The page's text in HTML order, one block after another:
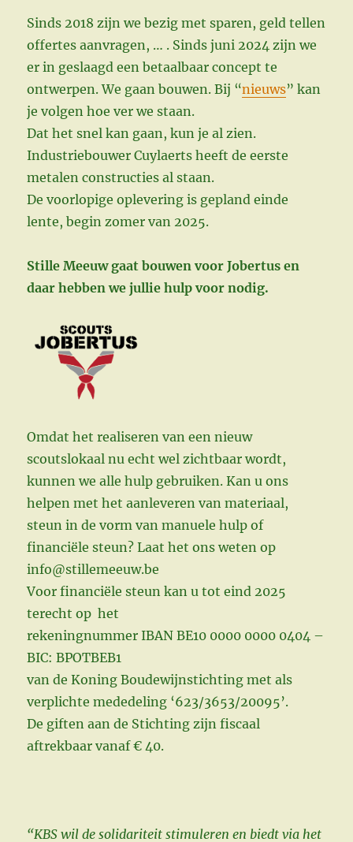
Sinds 2018 zijn we bezig met sparen, geld tellen
offertes aanvragen, … . Sinds juni 2024 zijn we
er in geslaagd een betaalbaar concept te
ontwerpen. We gaan bouwen. Bij “nieuws” kan
je volgen hoe ver we staan.
Dat het snel kan gaan, kun je al zien.
Industriebouwer Cuylaerts heeft de eerste
metalen constructies al staan.
De voorlopige oplevering is gepland einde
lente, begin zomer van 2025.
Stille Meeuw gaat bouwen voor Jobertus en
daar hebben we jullie hulp voor nodig.
Omdat het realiseren van een nieuw
scoutslokaal nu echt wel zichtbaar wordt,
kunnen we alle hulp gebruiken. Kan u ons
helpen met het aanleveren van materiaal,
steun in de vorm van manuele hulp of
financiële steun? Laat het ons weten op
info@stillemeeuw.be
Voor financiële steun kan u tot eind 2025
terecht op het
rekeningnummer IBAN BE10 0000 0000 0404 –
BIC: BPOTBEB1
van de Koning Boudewijnstichting met als
verplichte mededeling ‘623/3653/20095’.
De giften aan de Stichting zijn fiscaal
aftrekbaar vanaf € 40.
“KBS wil de solidariteit stimuleren en biedt via het